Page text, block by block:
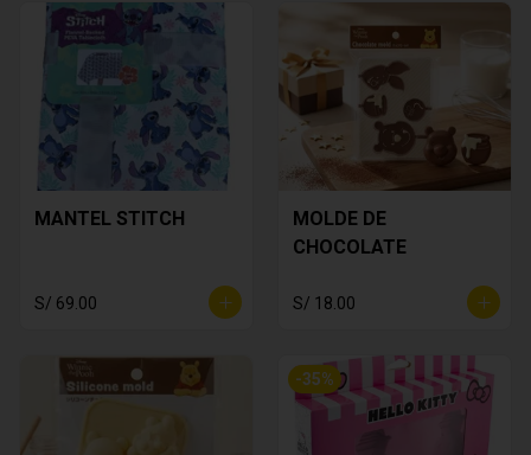
MANTEL STITCH
S/ 69.00
MOLDE DE
CHOCOLATE
S/ 18.00
-35%